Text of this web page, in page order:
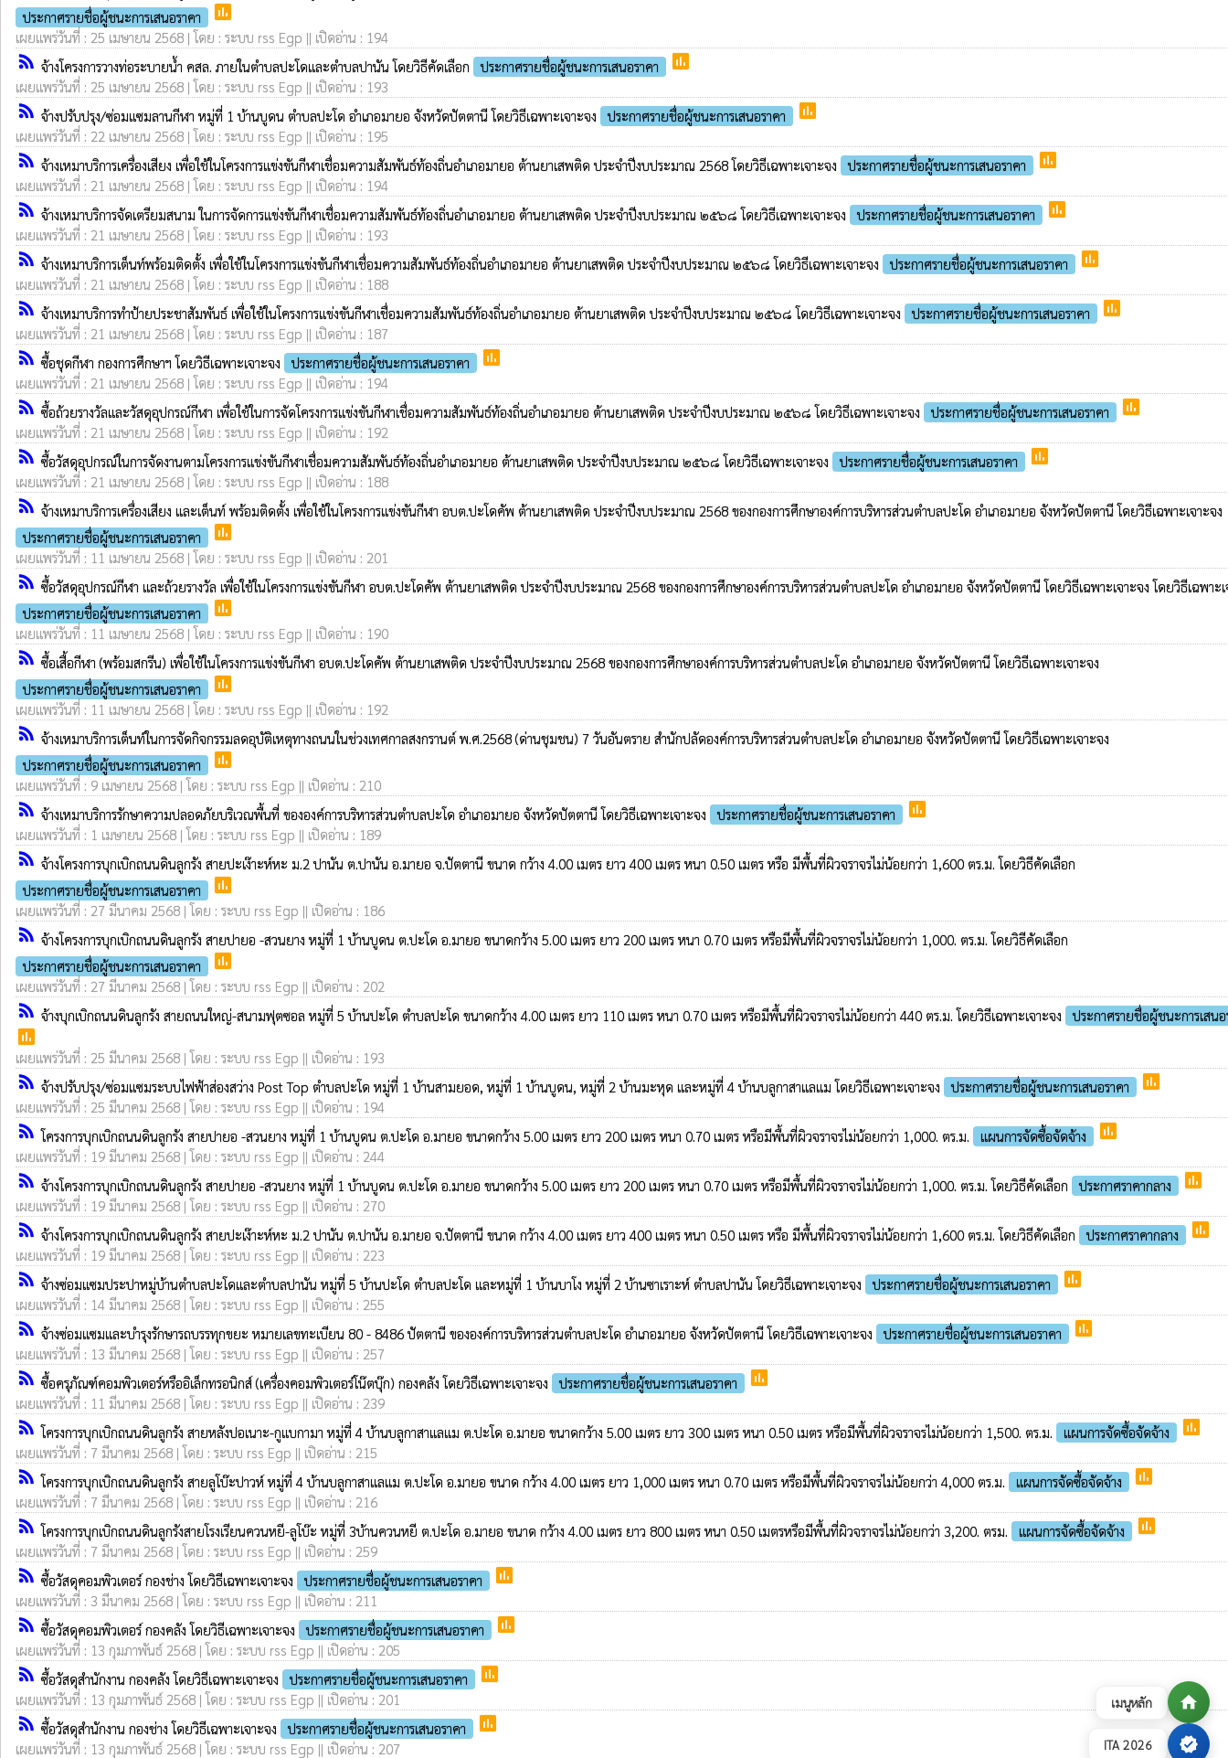
เมนูหลัก home
ITA 2026 verified
ประกาศรายชื่อผู้ชนะการเสนอราคา
poll
เผยแพร่วันที่ : 25 เมษายน 2568 | โดย : ระบบ rss Egp || เปิดอ่าน : 194
rss_feed จ้างโครงการวางท่อระบายน้ำ คสล. ภายในตำบลปะโดและตำบลปานัน โดยวิธีคัดเลือก ประกาศรายชื่อผู้ชนะการเสนอราคา poll
เผยแพร่วันที่ : 25 เมษายน 2568 | โดย : ระบบ rss Egp || เปิดอ่าน : 193
rss_feed จ้างปรับปรุง/ซ่อมแซมลานกีฬา หมู่ที่ 1 บ้านบูดน ตำบลปะโด อำเภอมายอ จังหวัดปัตตานี โดยวิธีเฉพาะเจาะจง ประกาศรายชื่อผู้ชนะการเสนอราคา poll
เผยแพร่วันที่ : 22 เมษายน 2568 | โดย : ระบบ rss Egp || เปิดอ่าน : 195
rss_feed จ้างเหมาบริการเครื่องเสียง เพื่อใช้ในโครงการแข่งขันกีฬาเชื่อมความสัมพันธ์ท้องถิ่นอำเภอมายอ ต้านยาเสพติด ประจำปีงบประมาณ 2568 โดยวิธีเฉพาะเจาะจง ประกาศรายชื่อผู้ชนะการเสนอราคา poll
เผยแพร่วันที่ : 21 เมษายน 2568 | โดย : ระบบ rss Egp || เปิดอ่าน : 194
rss_feed จ้างเหมาบริการจัดเตรียมสนาม ในการจัดการแข่งขันกีฬาเชื่อมความสัมพันธ์ท้องถิ่นอำเภอมายอ ต้านยาเสพติด ประจำปีงบประมาณ ๒๕๖๘ โดยวิธีเฉพาะเจาะจง ประกาศรายชื่อผู้ชนะการเสนอราคา poll
เผยแพร่วันที่ : 21 เมษายน 2568 | โดย : ระบบ rss Egp || เปิดอ่าน : 193
rss_feed จ้างเหมาบริการเต็นท์พร้อมติดตั้ง เพื่อใช้ในโครงการแข่งขันกีฬาเชื่อมความสัมพันธ์ท้องถิ่นอำเภอมายอ ต้านยาเสพติด ประจำปีงบประมาณ ๒๕๖๘ โดยวิธีเฉพาะเจาะจง ประกาศรายชื่อผู้ชนะการเสนอราคา poll
เผยแพร่วันที่ : 21 เมษายน 2568 | โดย : ระบบ rss Egp || เปิดอ่าน : 188
rss_feed จ้างเหมาบริการทำป้ายประชาสัมพันธ์ เพื่อใช้ในโครงการแข่งขันกีฬาเชื่อมความสัมพันธ์ท้องถิ่นอำเภอมายอ ต้านยาเสพติด ประจำปีงบประมาณ ๒๕๖๘ โดยวิธีเฉพาะเจาะจง ประกาศรายชื่อผู้ชนะการเสนอราคา poll
เผยแพร่วันที่ : 21 เมษายน 2568 | โดย : ระบบ rss Egp || เปิดอ่าน : 187
rss_feed ซื้อชุดกีฬา กองการศึกษาฯ โดยวิธีเฉพาะเจาะจง ประกาศรายชื่อผู้ชนะการเสนอราคา poll
เผยแพร่วันที่ : 21 เมษายน 2568 | โดย : ระบบ rss Egp || เปิดอ่าน : 194
rss_feed ซื้อถ้วยรางวัลและวัสดุอุปกรณ์กีฬา เพื่อใช้ในการจัดโครงการแข่งขันกีฬาเชื่อมความสัมพันธ์ท้องถิ่นอำเภอมายอ ต้านยาเสพติด ประจำปีงบประมาณ ๒๕๖๘ โดยวิธีเฉพาะเจาะจง ประกาศรายชื่อผู้ชนะการเสนอราคา poll
เผยแพร่วันที่ : 21 เมษายน 2568 | โดย : ระบบ rss Egp || เปิดอ่าน : 192
rss_feed ซื้อวัสดุอุปกรณ์ในการจัดงานตามโครงการแข่งขันกีฬาเชื่อมความสัมพันธ์ท้องถิ่นอำเภอมายอ ต้านยาเสพติด ประจำปีงบประมาณ ๒๕๖๘ โดยวิธีเฉพาะเจาะจง ประกาศรายชื่อผู้ชนะการเสนอราคา poll
เผยแพร่วันที่ : 21 เมษายน 2568 | โดย : ระบบ rss Egp || เปิดอ่าน : 188
rss_feed จ้างเหมาบริการเครื่องเสียง และเต็นท์ พร้อมติดตั้ง เพื่อใช้ในโครงการแข่งขันกีฬา อบต.ปะโดคัพ ต้านยาเสพติด ประจำปีงบประมาณ 2568 ของกองการศึกษาองค์การบริหารส่วนตำบลปะโด อำเภอมายอ จังหวัดปัตตานี โดยวิธีเฉพาะเจาะจง
ประกาศรายชื่อผู้ชนะการเสนอราคา
poll
เผยแพร่วันที่ : 11 เมษายน 2568 | โดย : ระบบ rss Egp || เปิดอ่าน : 201
rss_feed ซื้อวัสดุอุปกรณ์กีฬา และถ้วยรางวัล เพื่อใช้ในโครงการแข่งขันกีฬา อบต.ปะโดคัพ ต้านยาเสพติด ประจำปีงบประมาณ 2568 ของกองการศึกษาองค์การบริหารส่วนตำบลปะโด อำเภอมายอ จังหวัดปัตตานี โดยวิธีเฉพาะเจาะจง โดยวิธีเฉพาะเ
ประกาศรายชื่อผู้ชนะการเสนอราคา
poll
เผยแพร่วันที่ : 11 เมษายน 2568 | โดย : ระบบ rss Egp || เปิดอ่าน : 190
rss_feed ซื้อเสื้อกีฬา (พร้อมสกรีน) เพื่อใช้ในโครงการแข่งขันกีฬา อบต.ปะโดคัพ ต้านยาเสพติด ประจำปีงบประมาณ 2568 ของกองการศึกษาองค์การบริหารส่วนตำบลปะโด อำเภอมายอ จังหวัดปัตตานี โดยวิธีเฉพาะเจาะจง
ประกาศรายชื่อผู้ชนะการเสนอราคา
poll
เผยแพร่วันที่ : 11 เมษายน 2568 | โดย : ระบบ rss Egp || เปิดอ่าน : 192
rss_feed จ้างเหมาบริการเต็นท์ในการจัดกิจกรรมลดอุบัติเหตุทางถนนในช่วงเทศกาลสงกรานต์ พ.ศ.2568 (ด่านชุมชน) 7 วันอันตราย สำนักปลัดองค์การบริหารส่วนตำบลปะโด อำเภอมายอ จังหวัดปัตตานี โดยวิธีเฉพาะเจาะจง
ประกาศรายชื่อผู้ชนะการเสนอราคา
poll
เผยแพร่วันที่ : 9 เมษายน 2568 | โดย : ระบบ rss Egp || เปิดอ่าน : 210
rss_feed จ้างเหมาบริการรักษาความปลอดภัยบริเวณพื้นที่ ขององค์การบริหารส่วนตำบลปะโด อำเภอมายอ จังหวัดปัตตานี โดยวิธีเฉพาะเจาะจง ประกาศรายชื่อผู้ชนะการเสนอราคา poll
เผยแพร่วันที่ : 1 เมษายน 2568 | โดย : ระบบ rss Egp || เปิดอ่าน : 189
rss_feed จ้างโครงการบุกเบิกถนนดินลูกรัง สายปะเง๊าะห์หะ ม.2 ปานัน ต.ปานัน อ.มายอ จ.ปัตตานี ขนาด กว้าง 4.00 เมตร ยาว 400 เมตร หนา 0.50 เมตร หรือ มีพื้นที่ผิวจราจรไม่น้อยกว่า 1,600 ตร.ม. โดยวิธีคัดเลือก
ประกาศรายชื่อผู้ชนะการเสนอราคา
poll
เผยแพร่วันที่ : 27 มีนาคม 2568 | โดย : ระบบ rss Egp || เปิดอ่าน : 186
rss_feed จ้างโครงการบุกเบิกถนนดินลูกรัง สายปายอ -สวนยาง หมู่ที่ 1 บ้านบูดน ต.ปะโด อ.มายอ ขนาดกว้าง 5.00 เมตร ยาว 200 เมตร หนา 0.70 เมตร หรือมีพื้นที่ผิวจราจรไม่น้อยกว่า 1,000. ตร.ม. โดยวิธีคัดเลือก
ประกาศรายชื่อผู้ชนะการเสนอราคา
poll
เผยแพร่วันที่ : 27 มีนาคม 2568 | โดย : ระบบ rss Egp || เปิดอ่าน : 202
rss_feed จ้างบุกเบิกถนนดินลูกรัง สายถนนใหญ่-สนามฟุตซอล หมู่ที่ 5 บ้านปะโด ตำบลปะโด ขนาดกว้าง 4.00 เมตร ยาว 110 เมตร หนา 0.70 เมตร หรือมีพื้นที่ผิวจราจรไม่น้อยกว่า 440 ตร.ม. โดยวิธีเฉพาะเจาะจง ประกาศรายชื่อผู้ชนะการเสนอ
poll
เผยแพร่วันที่ : 25 มีนาคม 2568 | โดย : ระบบ rss Egp || เปิดอ่าน : 193
rss_feed จ้างปรับปรุง/ซ่อมแซมระบบไฟฟ้าส่องสว่าง Post Top ตำบลปะโด หมู่ที่ 1 บ้านสามยอด, หมู่ที่ 1 บ้านบูดน, หมู่ที่ 2 บ้านมะหุด และหมู่ที่ 4 บ้านบลูกาสาแลแม โดยวิธีเฉพาะเจาะจง ประกาศรายชื่อผู้ชนะการเสนอราคา poll
เผยแพร่วันที่ : 25 มีนาคม 2568 | โดย : ระบบ rss Egp || เปิดอ่าน : 194
rss_feed โครงการบุกเบิกถนนดินลูกรัง สายปายอ -สวนยาง หมู่ที่ 1 บ้านบูดน ต.ปะโด อ.มายอ ขนาดกว้าง 5.00 เมตร ยาว 200 เมตร หนา 0.70 เมตร หรือมีพื้นที่ผิวจราจรไม่น้อยกว่า 1,000. ตร.ม. แผนการจัดซื้อจัดจ้าง poll
เผยแพร่วันที่ : 19 มีนาคม 2568 | โดย : ระบบ rss Egp || เปิดอ่าน : 244
rss_feed จ้างโครงการบุกเบิกถนนดินลูกรัง สายปายอ -สวนยาง หมู่ที่ 1 บ้านบูดน ต.ปะโด อ.มายอ ขนาดกว้าง 5.00 เมตร ยาว 200 เมตร หนา 0.70 เมตร หรือมีพื้นที่ผิวจราจรไม่น้อยกว่า 1,000. ตร.ม. โดยวิธีคัดเลือก ประกาศราคากลาง poll
เผยแพร่วันที่ : 19 มีนาคม 2568 | โดย : ระบบ rss Egp || เปิดอ่าน : 270
rss_feed จ้างโครงการบุกเบิกถนนดินลูกรัง สายปะเง๊าะห์หะ ม.2 ปานัน ต.ปานัน อ.มายอ จ.ปัตตานี ขนาด กว้าง 4.00 เมตร ยาว 400 เมตร หนา 0.50 เมตร หรือ มีพื้นที่ผิวจราจรไม่น้อยกว่า 1,600 ตร.ม. โดยวิธีคัดเลือก ประกาศราคากลาง poll
เผยแพร่วันที่ : 19 มีนาคม 2568 | โดย : ระบบ rss Egp || เปิดอ่าน : 223
rss_feed จ้างซ่อมแซมประปาหมู่บ้านตำบลปะโดและตำบลปานัน หมู่ที่ 5 บ้านปะโด ตำบลปะโด และหมู่ที่ 1 บ้านบาโง หมู่ที่ 2 บ้านซาเราะห์ ตำบลปานัน โดยวิธีเฉพาะเจาะจง ประกาศรายชื่อผู้ชนะการเสนอราคา poll
เผยแพร่วันที่ : 14 มีนาคม 2568 | โดย : ระบบ rss Egp || เปิดอ่าน : 255
rss_feed จ้างซ่อมแซมและบำรุงรักษารถบรรทุกขยะ หมายเลขทะเบียน 80 - 8486 ปัตตานี ขององค์การบริหารส่วนตำบลปะโด อำเภอมายอ จังหวัดปัตตานี โดยวิธีเฉพาะเจาะจง ประกาศรายชื่อผู้ชนะการเสนอราคา poll
เผยแพร่วันที่ : 13 มีนาคม 2568 | โดย : ระบบ rss Egp || เปิดอ่าน : 257
rss_feed ซื้อครุภัณฑ์คอมพิวเตอร์หรืออิเล็กทรอนิกส์ (เครื่องคอมพิวเตอร์โน๊ตบุ๊ก) กองคลัง โดยวิธีเฉพาะเจาะจง ประกาศรายชื่อผู้ชนะการเสนอราคา poll
เผยแพร่วันที่ : 11 มีนาคม 2568 | โดย : ระบบ rss Egp || เปิดอ่าน : 239
rss_feed โครงการบุกเบิกถนนดินลูกรัง สายหลังปอเนาะ-กูแบกามา หมู่ที่ 4 บ้านบลูกาสาแลแม ต.ปะโด อ.มายอ ขนาดกว้าง 5.00 เมตร ยาว 300 เมตร หนา 0.50 เมตร หรือมีพื้นที่ผิวจราจรไม่น้อยกว่า 1,500. ตร.ม. แผนการจัดซื้อจัดจ้าง poll
เผยแพร่วันที่ : 7 มีนาคม 2568 | โดย : ระบบ rss Egp || เปิดอ่าน : 215
rss_feed โครงการบุกเบิกถนนดินลูกรัง สายลูโบ๊ะปาวห์ หมู่ที่ 4 บ้านบลูกาสาแลแม ต.ปะโด อ.มายอ ขนาด กว้าง 4.00 เมตร ยาว 1,000 เมตร หนา 0.70 เมตร หรือมีพื้นที่ผิวจราจรไม่น้อยกว่า 4,000 ตร.ม. แผนการจัดซื้อจัดจ้าง poll
เผยแพร่วันที่ : 7 มีนาคม 2568 | โดย : ระบบ rss Egp || เปิดอ่าน : 216
rss_feed โครงการบุกเบิกถนนดินลูกรังสายโรงเรียนควนหยี-ลูโบ๊ะ หมู่ที่ 3บ้านควนหยี ต.ปะโด อ.มายอ ขนาด กว้าง 4.00 เมตร ยาว 800 เมตร หนา 0.50 เมตรหรือมีพื้นที่ผิวจราจรไม่น้อยกว่า 3,200. ตรม. แผนการจัดซื้อจัดจ้าง poll
เผยแพร่วันที่ : 7 มีนาคม 2568 | โดย : ระบบ rss Egp || เปิดอ่าน : 259
rss_feed ซื้อวัสดุคอมพิวเตอร์ กองช่าง โดยวิธีเฉพาะเจาะจง ประกาศรายชื่อผู้ชนะการเสนอราคา poll
เผยแพร่วันที่ : 3 มีนาคม 2568 | โดย : ระบบ rss Egp || เปิดอ่าน : 211
rss_feed ซื้อวัสดุคอมพิวเตอร์ กองคลัง โดยวิธีเฉพาะเจาะจง ประกาศรายชื่อผู้ชนะการเสนอราคา poll
เผยแพร่วันที่ : 13 กุมภาพันธ์ 2568 | โดย : ระบบ rss Egp || เปิดอ่าน : 205
rss_feed ซื้อวัสดุสำนักงาน กองคลัง โดยวิธีเฉพาะเจาะจง ประกาศรายชื่อผู้ชนะการเสนอราคา poll
เผยแพร่วันที่ : 13 กุมภาพันธ์ 2568 | โดย : ระบบ rss Egp || เปิดอ่าน : 201
rss_feed ซื้อวัสดุสำนักงาน กองช่าง โดยวิธีเฉพาะเจาะจง ประกาศรายชื่อผู้ชนะการเสนอราคา poll
เผยแพร่วันที่ : 13 กุมภาพันธ์ 2568 | โดย : ระบบ rss Egp || เปิดอ่าน : 207